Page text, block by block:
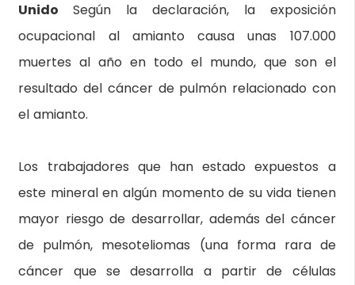
UnidoSegún la declaración, la exposición
ocupacional al amianto causa unas 107.000
muertes al año en todo el mundo, que son el
resultado del cáncer de pulmón relacionado con
el amianto.
Los trabajadores que han estado expuestos a
este mineral en algún momento de su vida tienen
mayor riesgo de desarrollar, además del cáncer
de pulmón, mesoteliomas (una forma rara de
cáncer que se desarrolla a partir de células